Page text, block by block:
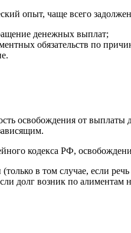
опыт, чаще всего
денежных выплат;
обязательств по
освобождения от
кодекса РФ,
в том случае, если
долг возник по алиментам